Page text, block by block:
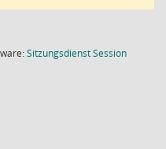
SitzungsdienstSession(Wird in